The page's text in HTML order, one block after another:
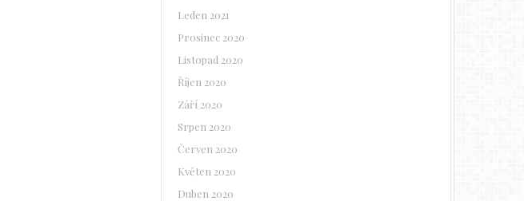
Leden 2021
Prosinec 2020
Listopad 2020
Říjen 2020
Září 2020
Srpen 2020
Červen 2020
Květen 2020
Duben 2020